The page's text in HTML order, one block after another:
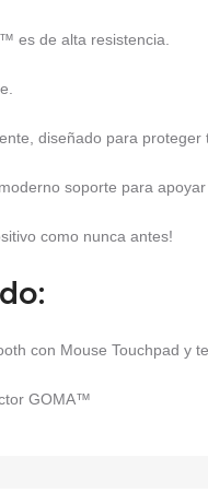
es de alta resistencia.
diseñado para
soporte para
como nunca antes!
con Mouse Touchpad y
GOMA™